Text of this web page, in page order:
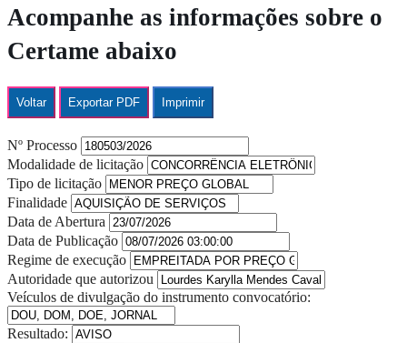
Acompanhe as informações sobre o
Certame abaixo
Voltar Exportar PDF Imprimir
Nº Processo
Modalidade de licitação
Tipo de licitação
Finalidade
Data de Abertura
Data de Publicação
Regime de execução
Autoridade que autorizou
Veículos de divulgação do instrumento convocatório:
Resultado: